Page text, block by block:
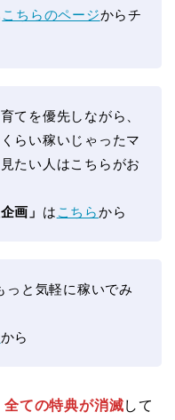
こちらのページからチ
てを優先しながら、
らい稼いじゃったマ
たい人はこちらがお
画」 は こちらから
っと気軽に稼いでみ
から
ての特典が消滅して